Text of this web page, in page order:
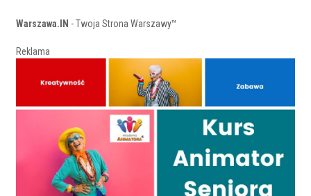
Warszawa.IN - Twoja Strona Warszawy™
Reklama